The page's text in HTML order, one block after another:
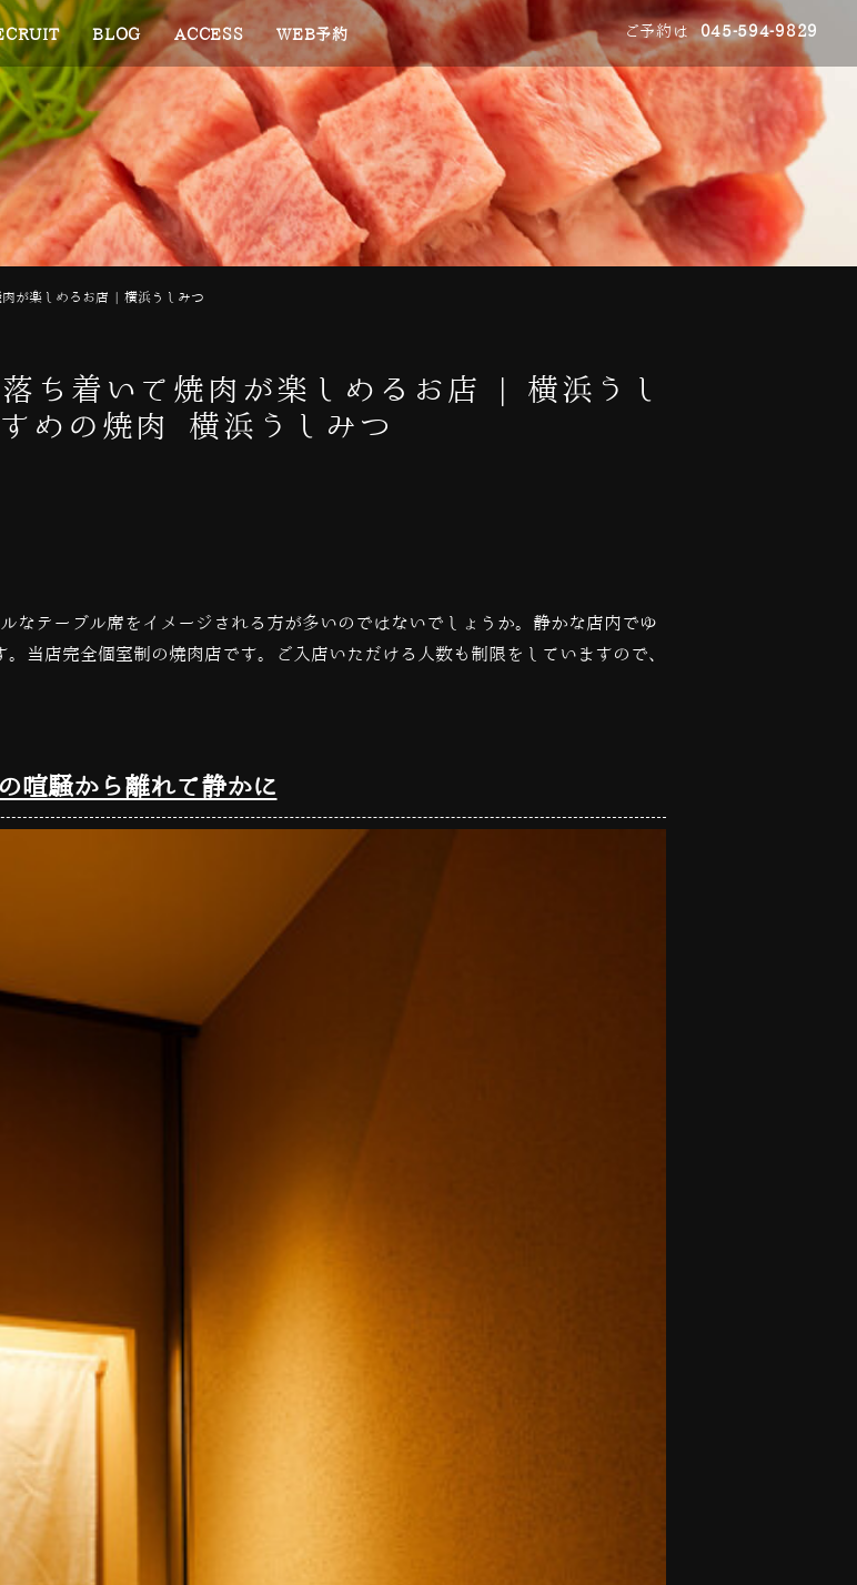
BLOG ACCESS WEB予約 ご予約は 045-594-9829
が楽しめるお店 | 横浜うしみつ
ち着いて焼肉が楽しめるお店 | 横浜うし
めの焼肉 横浜うしみつ
なテーブル席をイメージされる方が多いのではないでしょうか。静かな店内でゆ
当店完全個室制の焼肉店です。ご入店いただける人数も制限をしていますので、
喧騒から離れて静かに